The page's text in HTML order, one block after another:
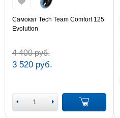
Самокат Tech Team Comfort 125
Evolution
4 400 руб.
3 520 руб.